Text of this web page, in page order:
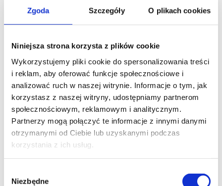
Zgoda Szczegóły O plikach cookies
Niniejsza strona korzysta z plików cookie
Wykorzystujemy pliki cookie do spersonalizowania treści
i reklam, aby oferować funkcje społecznościowe i
analizować ruch w naszej witrynie. Informacje o tym, jak
korzystasz z naszej witryny, udostępniamy partnerom
społecznościowym, reklamowym i analitycznym.
Partnerzy mogą połączyć te informacje z innymi danymi
otrzymanymi od Ciebie lub uzyskanymi podczas
korzystania z ich usług.
zgody
Niezbędne
Skontaktuj się z naszym doradcą
IMIĘ I NAZWISKO*
TELEFON KONTAKTOWY*